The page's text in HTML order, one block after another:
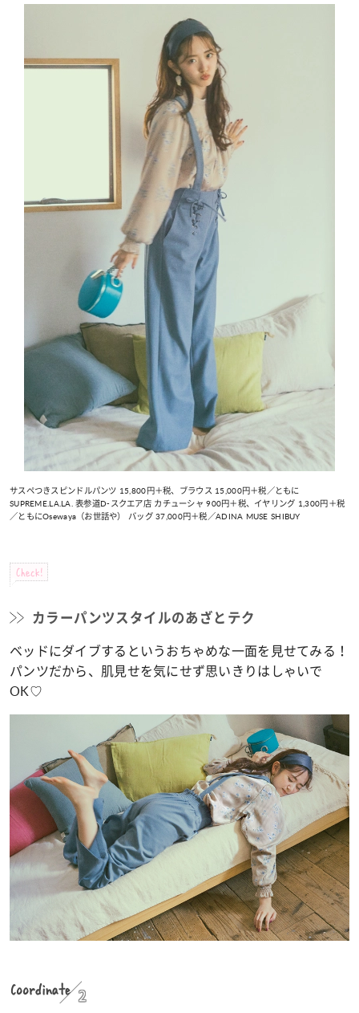
サスペつきスピンドルパンツ 15,800円＋税、ブラウス 15,000円＋税／ともに
SUPREME.LA.LA. 表参道D-スクエア店 カチューシャ 900円＋税、イヤリング 1,300円＋税
／ともにOsewaya（お世話や） バッグ 37,000円＋税／ADINA MUSE SHIBUY
Check!
カラーパンツスタイルのあざとテク
ベッドにダイブするというおちゃめな一面を見せてみる！
パンツだから、肌見せを気にせず思いきりはしゃいで
OK♡
Coordinate 2